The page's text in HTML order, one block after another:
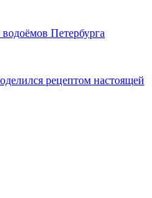
Петербурга
рецептом настоящей